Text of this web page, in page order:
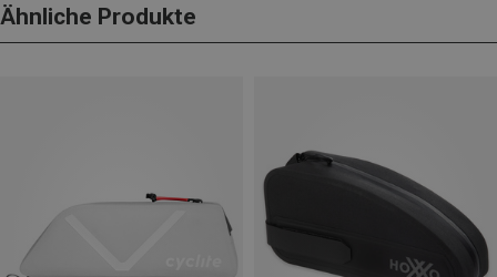
Ähnliche Produkte